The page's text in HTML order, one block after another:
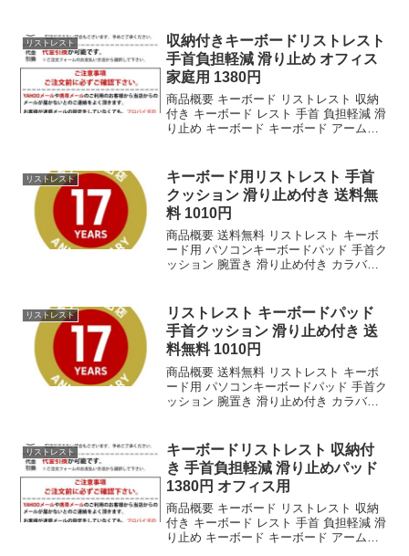
けします。 商品名 キーボード リ...
リストレスト
収納付きキーボードリストレスト
手首負担軽減 滑り止め オフィス
家庭用 1380円
商品概要 キーボード リストレスト 収納
付き キーボード レスト 手首 負担軽減 滑
り止め キーボード キーボード アームレ
けします。 商品名 キーボード リ...
リストレスト
キーボード用リストレスト 手首
クッション 滑り止め付き 送料無
料 1010円
商品概要 送料無料 リストレスト キーボ
ード用 パソコンキーボードパッド 手首ク
ッション 腕置き 滑り止め付き カラバリ
ソコンキーボードパッド 手首クッション
...
リストレスト
リストレスト キーボードパッド
手首クッション 滑り止め付き 送
料無料 1010円
商品概要 送料無料 リストレスト キーボ
ード用 パソコンキーボードパッド 手首ク
ッション 腕置き 滑り止め付き カラバリ
ソコンキーボードパッド 手首クッション
...
リストレスト
キーボードリストレスト 収納付
き 手首負担軽減 滑り止めパッド
1380円 オフィス用
商品概要 キーボード リストレスト 収納
付き キーボード レスト 手首 負担軽減 滑
り止め キーボード キーボード アームレ